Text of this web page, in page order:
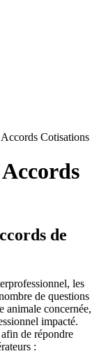
Cotisations
de
les
de questions
animale concernée,
impacté.
de répondre
: